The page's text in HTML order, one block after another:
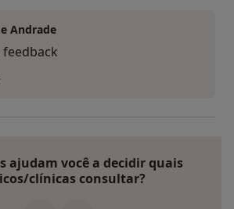
Andrade
ajudam você a decidir quais
clínicas consultar?